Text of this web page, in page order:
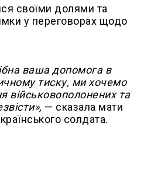
своїми долями та
у переговорах щодо
ваша допомога в
тиску, ми хочемо
військовополонених та
— сказала мати
солдата.